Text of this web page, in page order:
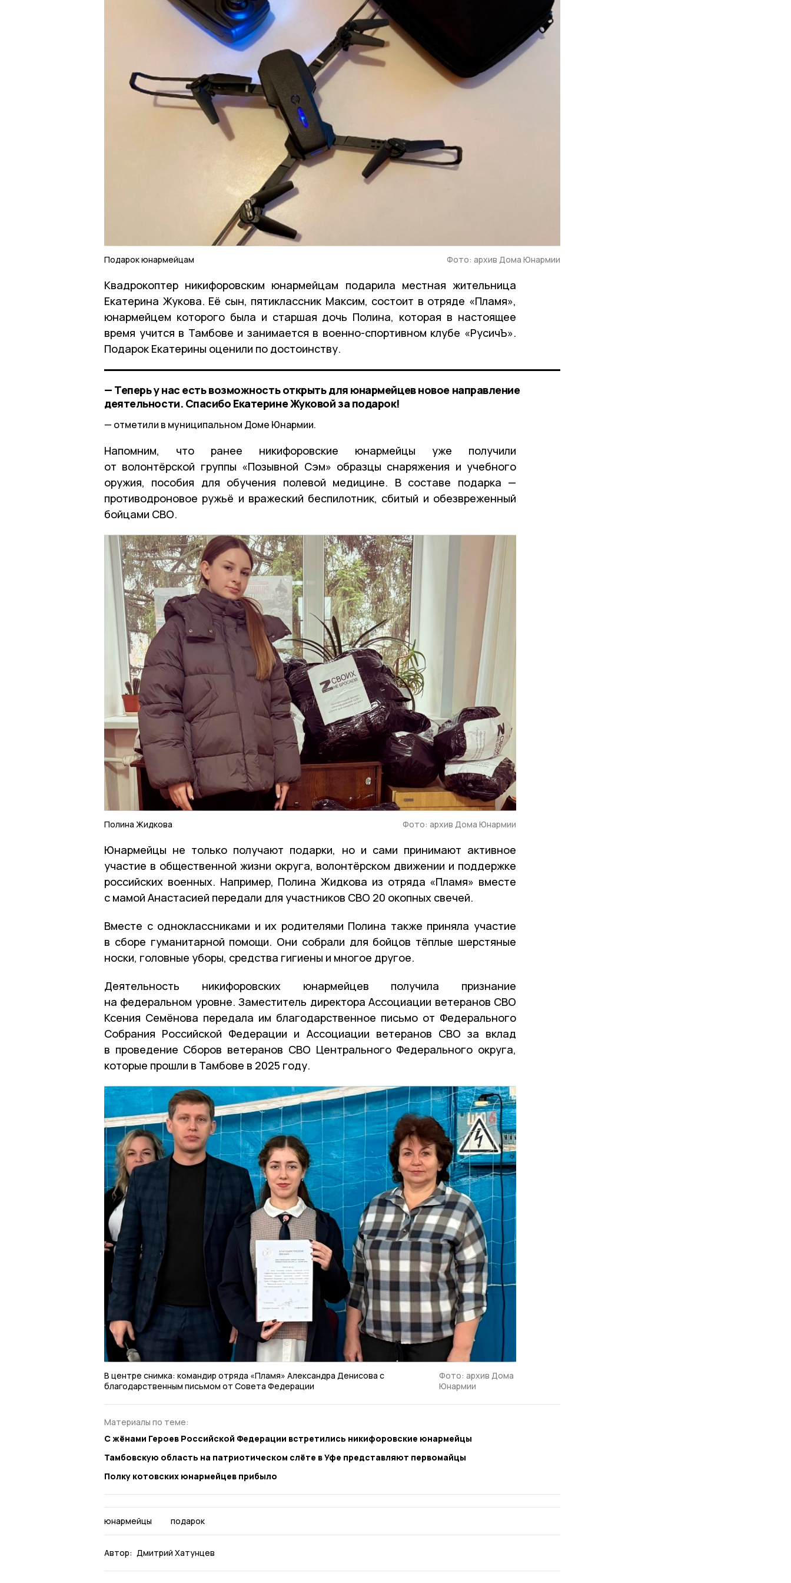
Подарок юнармейцам Фото: архив Дома Юнармии
Квадрокоптер никифоровским юнармейцам подарила местная жительница
Екатерина Жукова. Её сын, пятиклассник Максим, состоит в отряде «Пламя»,
юнармейцем которого была и старшая дочь Полина, которая в настоящее
время учится в Тамбове и занимается в военно-спортивном клубе «РусичЪ».
Подарок Екатерины оценили по достоинству.
— Теперь у нас есть возможность открыть для юнармейцев новое направление
деятельности. Спасибо Екатерине Жуковой за подарок!
отметили в муниципальном Доме Юнармии.
Напомним, что ранее никифоровские юнармейцы уже получили
от волонтёрской группы «Позывной Сэм» образцы снаряжения и учебного
оружия, пособия для обучения полевой медицине. В составе подарка —
противодроновое ружьё и вражеский беспилотник, сбитый и обезвреженный
бойцами СВО.
Полина Жидкова Фото: архив Дома Юнармии
Юнармейцы не только получают подарки, но и сами принимают активное
участие в общественной жизни округа, волонтёрском движении и поддержке
российских военных. Например, Полина Жидкова из отряда «Пламя» вместе
с мамой Анастасией передали для участников СВО 20 окопных свечей.
Вместе с одноклассниками и их родителями Полина также приняла участие
в сборе гуманитарной помощи. Они собрали для бойцов тёплые шерстяные
носки, головные уборы, средства гигиены и многое другое.
Деятельность никифоровских юнармейцев получила признание
на федеральном уровне. Заместитель директора Ассоциации ветеранов СВО
Ксения Семёнова передала им благодарственное письмо от Федерального
Собрания Российской Федерации и Ассоциации ветеранов СВО за вклад
в проведение Сборов ветеранов СВО Центрального Федерального округа,
которые прошли в Тамбове в 2025 году.
В центре снимка: командир отряда «Пламя» Александра Денисова с
благодарственным письмом от Совета Федерации
Фото: архив Дома
Юнармии
Материалы по теме:
С жёнами Героев Российской Федерации встретились никифоровские юнармейцы
Тамбовскую область на патриотическом слёте в Уфе представляют первомайцы
Полку котовских юнармейцев прибыло
юнармейцы подарок
Автор: Дмитрий Хатунцев